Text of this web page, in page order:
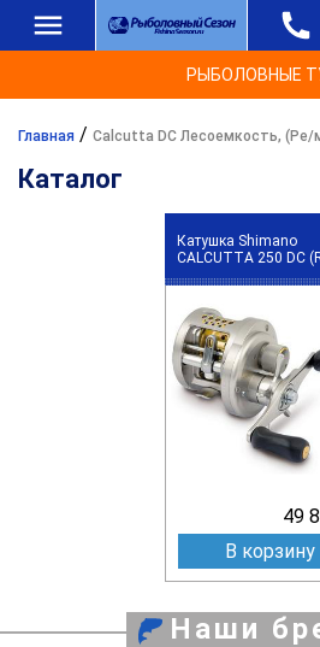
РЫБОЛОВНЫЕ
Главная / Calcutta DC Лесоемкость, (Ре/
Каталог
Катушка Shimano
CALCUTTA 250 DC
49
В корзину
Наши